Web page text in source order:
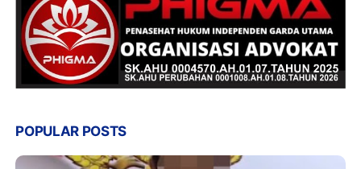
POPULAR POSTS